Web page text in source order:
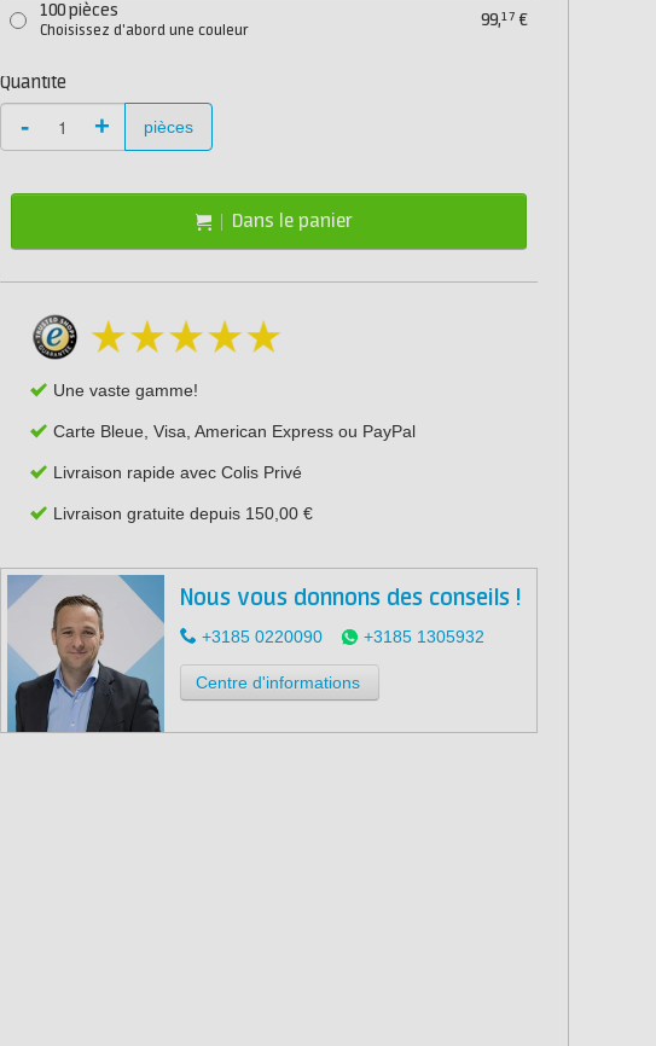
100 pièces
Choisissez d'abord une couleur
99,17 €
Quantité
- + pièces
Dans le panier
Une vaste gamme!
Carte Bleue, Visa, American Express ou PayPal
Livraison rapide avec Colis Privé
Livraison gratuite depuis 150,00 €
Nous vous donnons des conseils !
+3185 0220090 +3185 1305932
Centre d'informations